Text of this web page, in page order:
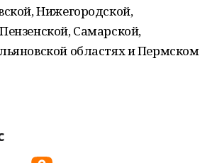
Нижегородской,
Самарской,
областях и Пермском